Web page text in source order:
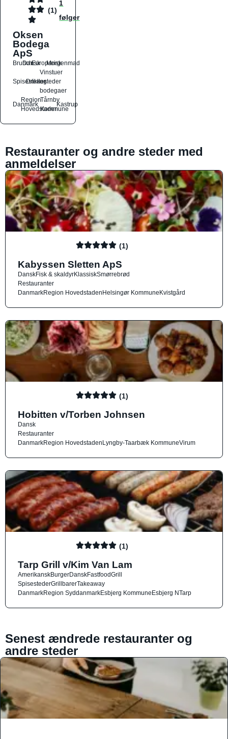
(1)
1
følger
Oksen
Bodega
ApS
Brunch
DanskEuropæiskMorgenmad
Spisesteder
Drikkesteder
Vinstuer
og
bodegaer
Danmark
Region
Hovedstaden
Tårnby
Kommune
Kastrup
Restauranter og andre steder med
anmeldelser
(1)
Kabyssen Sletten ApS
DanskFisk & skaldyrKlassiskSmørrebrød
Restauranter
DanmarkRegion HovedstadenHelsingør KommuneKvistgård
(1)
Hobitten v/Torben Johnsen
Dansk
Restauranter
DanmarkRegion HovedstadenLyngby-Taarbæk KommuneVirum
(1)
Tarp Grill v/Kim Van Lam
AmerikanskBurgerDanskFastfoodGrill
SpisestederGrillbarerTakeaway
DanmarkRegion SyddanmarkEsbjerg KommuneEsbjerg NTarp
Senest ændrede restauranter og
andre steder